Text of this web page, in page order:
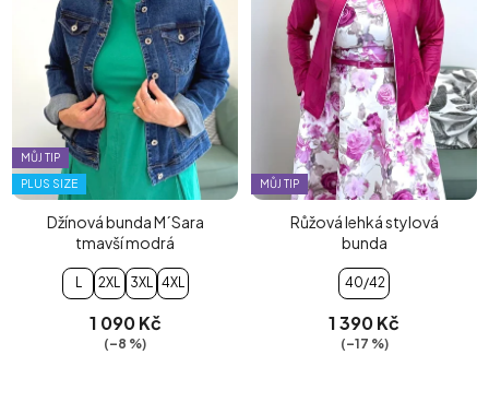
MŮJ TIP
PLUS SIZE
Džínová bunda M´Sara
tmavší modrá
L 2XL 3XL 4XL
1 090 Kč
(–8 %)
MŮJ TIP
Růžová lehká stylová
bunda
40/42
1 390 Kč
(–17 %)